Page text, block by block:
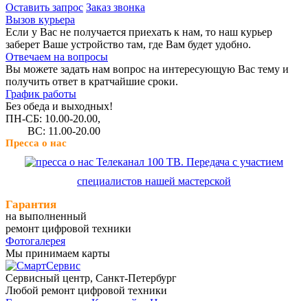
Оставить запрос Заказ звонка
Вызов курьера
Если у Вас не получается приехать к нам, то наш курьер
заберет Ваше устройство там, где Вам будет удобно.
Отвечаем на вопросы
Вы можете задать нам вопрос на интересующую Вас тему и
получить ответ в кратчайшие сроки.
График работы
Без обеда и выходных!
ПН-СБ: 10.00-20.00,
ВС: 11.00-20.00
Пресса о нас
Телеканал 100 ТВ. Передача с участием
специалистов нашей мастерской
Гарантия
на выполненный
ремонт цифровой техники
Фотогалерея
Мы принимаем карты
Сервисный центр, Cанкт-Петербург
Любой ремонт цифровой техники